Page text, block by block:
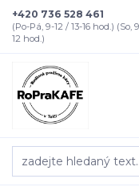
+420 736 528 461
(Po-Pá, 9-12 / 13-16 hod.) (So,
12 hod.)